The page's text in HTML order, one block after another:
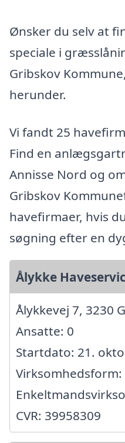
Ønsker du selv at
speciale i
Gribskov
herunder.
Vi fandt 25
Find en
Annisse Nord og
Gribskov
havefirmaer, hvis
søgning efter en
Ålykke
Ålykkevej 7, 3230
Ansatte: 0
Startdato: 21.
Virksomhedsform:
CVR: 39958309